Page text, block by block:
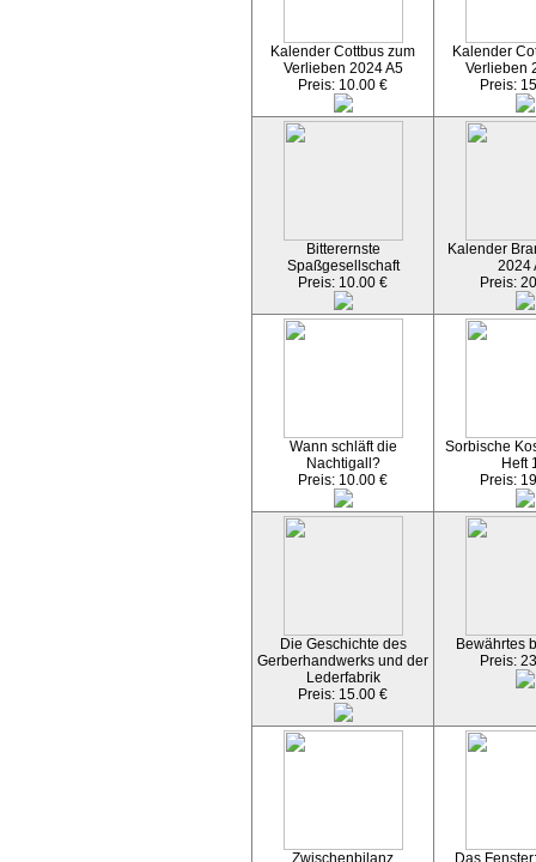
Kalender Cottbus zum
Verlieben 2024 A5
Preis: 10.00 €
Kalender
Verlieben
Preis:
Bitterernste
Spaßgesellschaft
Preis: 10.00 €
Kalender
2024
Preis:
Wann schläft die
Nachtigall?
Preis: 10.00 €
Sorbische
Heft
Preis:
Die Geschichte des
Gerberhandwerks und der
Lederfabrik
Preis: 15.00 €
Bewährtes
Preis:
Zwischenbilanz
Das